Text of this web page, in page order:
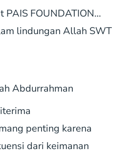
PAIS FOUNDATION…
lindungan Allah SWT
Abdurrahman
penting karena
dari keimanan